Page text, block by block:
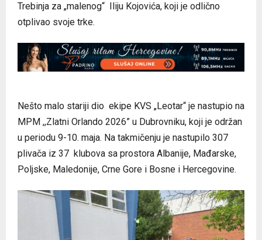
Trebinja za „malenog“ Iliju Kojovića, koji je odlično
otplivao svoje trke.
Nešto malo stariji dio ekipe KVS „Leotar“ je nastupio na
MPM ,,Zlatni Orlando 2026” u Dubrovniku, koji je održan
u periodu 9-10. maja. Na takmičenju je nastupilo 307
plivača iz 37 klubova sa prostora Albanije, Mađarske,
Poljske, Maledonije, Crne Gore i Bosne i Hercegovine.